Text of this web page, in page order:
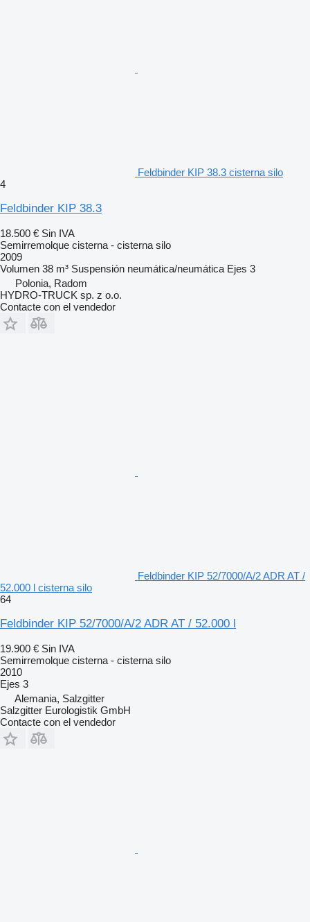
Feldbinder KIP 38.3 cisterna silo
4
Feldbinder KIP 38.3
18.500 € Sin IVA
Semirremolque cisterna - cisterna silo
2009
Volumen 38 m³ Suspensión neumática/neumática Ejes 3
Polonia, Radom
HYDRO-TRUCK sp. z o.o.
Contacte con el vendedor
Feldbinder KIP 52/7000/A/2 ADR AT /
52.000 l cisterna silo
64
Feldbinder KIP 52/7000/A/2 ADR AT / 52.000 l
19.900 € Sin IVA
Semirremolque cisterna - cisterna silo
2010
Ejes 3
Alemania, Salzgitter
Salzgitter Eurologistik GmbH
Contacte con el vendedor